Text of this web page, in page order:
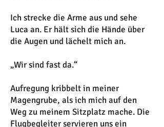
Ich strecke die Arme aus und sehe
Luca an. Er hält sich die Hände über
die Augen und lächelt mich an.
„Wir sind fast da.“
Aufregung kribbelt in meiner
Magengrube, als ich mich auf den
Weg zu meinem Sitzplatz mache. Die
Flugbegleiter servieren uns ein